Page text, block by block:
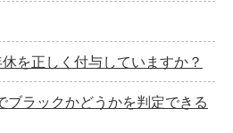
を正しく付与していますか？
ブラックかどうかを判定できる